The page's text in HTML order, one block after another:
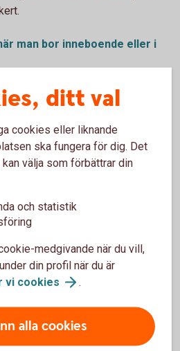
man bor inneboende eller i
själv
du fyller 22 och du får en rad
kan sköta din ekonomi själv.
ditt val
cookies eller liknande
ska fungera för dig. Det
välja som förbättrar din
och statistik
medgivande när du vill,
din profil när du är
vi cookies .
alla cookies